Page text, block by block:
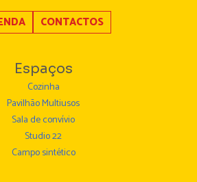
CONTACTOS
Espaços
Cozinha
Pavilhão Multiusos
Sala de convívio
Studio 22
Campo sintético